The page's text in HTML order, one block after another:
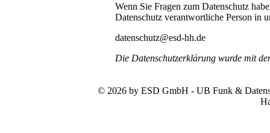
Wenn Sie Fragen zum Datenschutz
Datenschutz verantwortliche Person in
datenschutz@esd-hh.de
Die Datenschutzerklärung wurde mit
© 2026 by ESD GmbH - UB Funk &